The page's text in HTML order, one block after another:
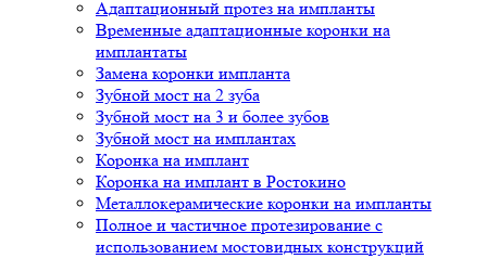
Адаптационный протез на импланты
Временные адаптационные коронки на
имплантаты
Замена коронки импланта
Зубной мост на 2 зуба
Зубной мост на 3 и более зубов
Зубной мост на имплантах
Коронка на имплант
Коронка на имплант в Ростокино
Металлокерамические коронки на импланты
Полное и частичное протезирование с
использованием мостовидных конструкций